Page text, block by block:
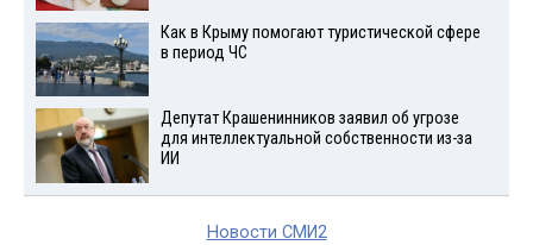
Как в Крыму помогают туристической сфере
в период ЧС
Депутат Крашенинников заявил об угрозе
для интеллектуальной собственности из-за
ИИ
Новости СМИ2